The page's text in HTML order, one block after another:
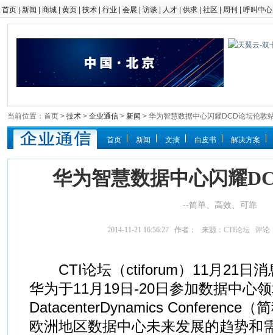
首页 新闻 商城 黄页 技术 行业 会展 访谈 人才 供求 社区 周刊 呼叫中心
当前位置：首页 > 技术 > 企业通信 > 新闻 > 华为智慧数据中心闪耀DCD论坛伦敦
首页 新闻 文摘 白皮书 解决方案
华为智慧数据中心闪耀
--简单、高效、可靠
2014-11-21 16:56:27 作者： 来源： CTI论坛 评论
CTI论坛（ctiforum）11月21日消
华为于11月19日-20日参加数据中心
DatacenterDynamics Conference（
欧洲地区数据中心未来发展的趋势和